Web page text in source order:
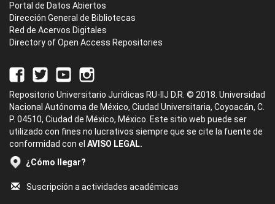
Portal de Datos Abiertos
Dirección General de Bibliotecas
Red de Acervos Digitales
Directory of Open Access Repositories
Repositorio Universitario Jurídicas RU-IIJ D.R. © 2018. Universidad
Nacional Autónoma de México, Ciudad Universitaria, Coyoacán, C.
P. 04510, Ciudad de México, México. Este sitio web puede ser
utilizado con fines no lucrativos siempre que se cite la fuente de
conformidad con el AVISO LEGAL.
¿Cómo llegar?
Suscripción a actividades académicas